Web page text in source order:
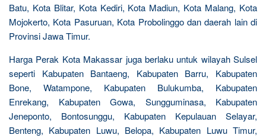
Batu, Kota Blitar, Kota Kediri, Kota Madiun, Kota Malang, Kota
Mojokerto, Kota Pasuruan, Kota Probolinggo dan daerah lain di
Provinsi Jawa Timur.
Harga Perak Kota Makassar juga berlaku untuk wilayah Sulsel
seperti Kabupaten Bantaeng, Kabupaten Barru, Kabupaten
Bone, Watampone, Kabupaten Bulukumba, Kabupaten
Enrekang, Kabupaten Gowa, Sungguminasa, Kabupaten
Jeneponto, Bontosunggu, Kabupaten Kepulauan Selayar,
Benteng, Kabupaten Luwu, Belopa, Kabupaten Luwu Timur,